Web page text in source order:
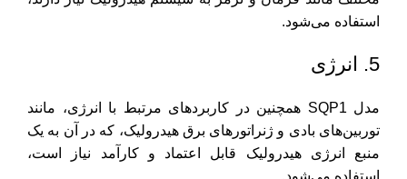
استفاده می‌شود.
5. انرژی
مدل SQP1 همچنین در کاربردهای مرتبط با انرژی، مانند
توربین‌های بادی و ژنراتورهای برق هیدرولیک، که در آن به یک
منبع انرژی هیدرولیک قابل اعتماد و کارآمد نیاز است،
استفاده می‌شود.